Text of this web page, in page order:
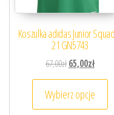
Koszulka adidas Junior
21 GN5743
67,00złPierwotna cena
65,00zł
Wybierz opcje